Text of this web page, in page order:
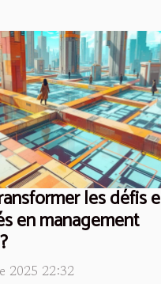
les défis
en management
2025 22:32